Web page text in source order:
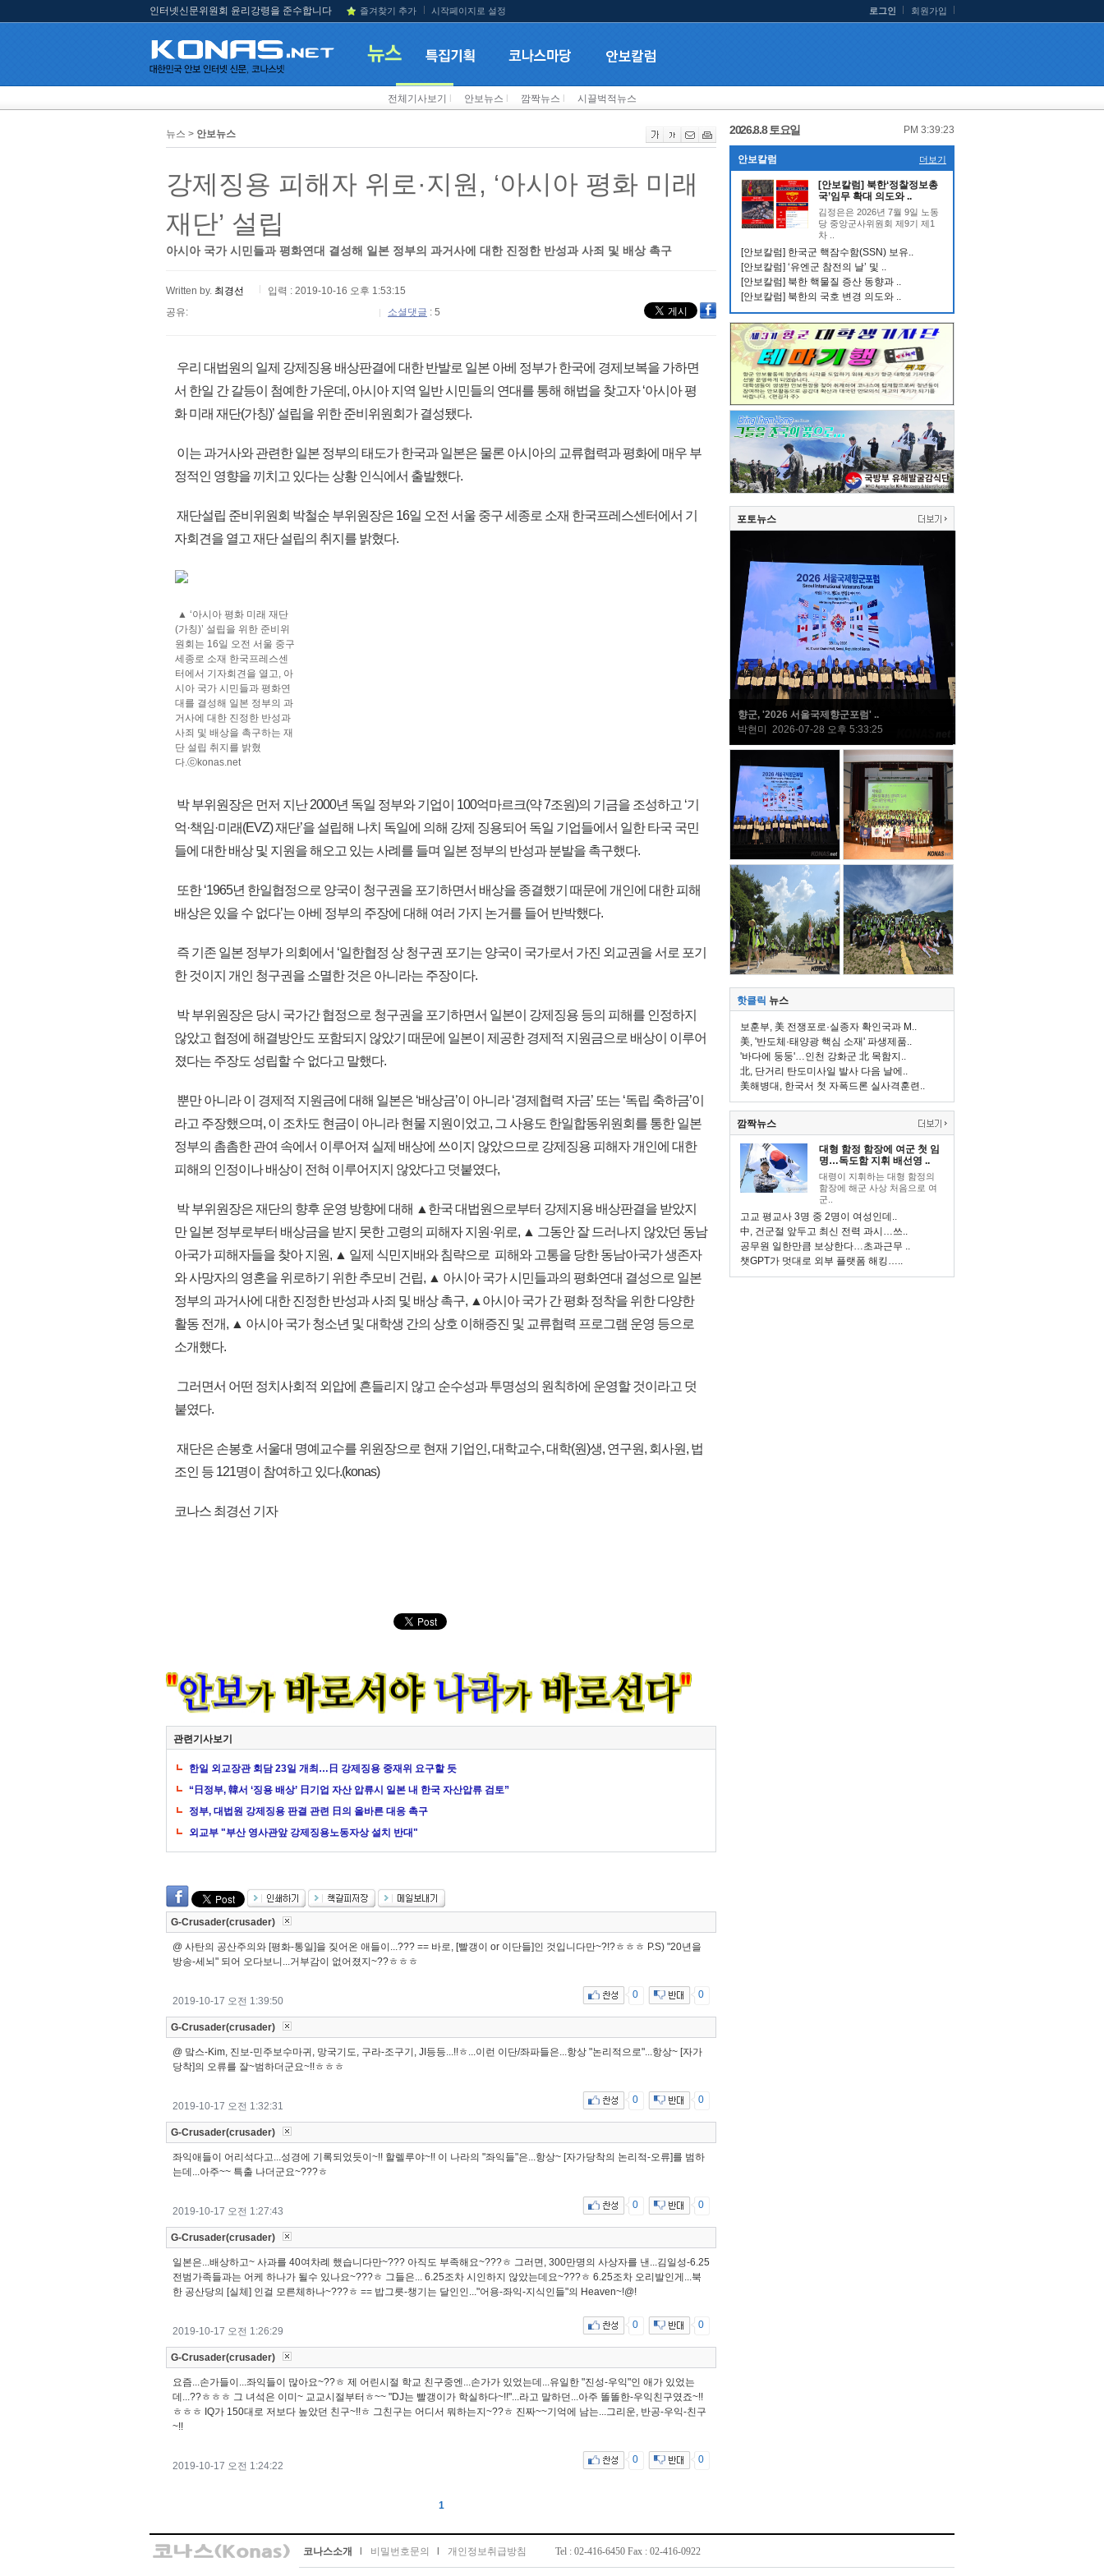
인터넷신문위원회 윤리강령을 준수합니다 즐겨찾기 추가 시작페이지로 설정 로그인 회원가입
전체기사보기 안보뉴스 깜짝뉴스 시끌벅적뉴스
뉴스 > 안보뉴스
강제징용 피해자 위로·지원, ‘아시아 평화 미래
재단’ 설립
아시아 국가 시민들과 평화연대 결성해 일본 정부의 과거사에 대한 진정한 반성과 사죄 및 배상 촉구
Written by. 최경선
입력 : 2019-10-16 오후 1:53:15
공유:
소셜댓글 : 5
우리 대법원의 일제 강제징용 배상판결에 대한 반발로 일본 아베 정부가 한국에 경제보복을 가하면
서 한일 간 갈등이 첨예한 가운데, 아시아 지역 일반 시민들의 연대를 통해 해법을 찾고자 ‘아시아 평
화 미래 재단(가칭)’ 설립을 위한 준비위원회가 결성됐다.
이는 과거사와 관련한 일본 정부의 태도가 한국과 일본은 물론 아시아의 교류협력과 평화에 매우 부
정적인 영향을 끼치고 있다는 상황 인식에서 출발했다.
재단설립 준비위원회 박철순 부위원장은 16일 오전 서울 중구 세종로 소재 한국프레스센터에서 기
자회견을 열고 재단 설립의 취지를 밝혔다.
▲ ‘아시아 평화 미래 재단
(가칭)’ 설립을 위한 준비위
원회는 16일 오전 서울 중구
세종로 소재 한국프레스센
터에서 기자회견을 열고, 아
시아 국가 시민들과 평화연
대를 결성해 일본 정부의 과
거사에 대한 진정한 반성과
사죄 및 배상을 촉구하는 재
단 설립 취지를 밝혔
다.ⓒkonas.net
박 부위원장은 먼저 지난 2000년 독일 정부와 기업이 100억마르크(약 7조원)의 기금을 조성하고 ‘기
억·책임·미래(EVZ) 재단’을 설립해 나치 독일에 의해 강제 징용되어 독일 기업들에서 일한 타국 국민
들에 대한 배상 및 지원을 해오고 있는 사례를 들며 일본 정부의 반성과 분발을 촉구했다.
또한 ‘1965년 한일협정으로 양국이 청구권을 포기하면서 배상을 종결했기 때문에 개인에 대한 피해
배상은 있을 수 없다’는 아베 정부의 주장에 대해 여러 가지 논거를 들어 반박했다.
즉 기존 일본 정부가 의회에서 ‘일한협정 상 청구권 포기는 양국이 국가로서 가진 외교권을 서로 포기
한 것이지 개인 청구권을 소멸한 것은 아니라는 주장이다.
박 부위원장은 당시 국가간 협정으로 청구권을 포기하면서 일본이 강제징용 등의 피해를 인정하지
않았고 협정에 해결방안도 포함되지 않았기 때문에 일본이 제공한 경제적 지원금으로 배상이 이루어
졌다는 주장도 성립할 수 없다고 말했다.
뿐만 아니라 이 경제적 지원금에 대해 일본은 ‘배상금’이 아니라 ‘경제협력 자금’ 또는 ‘독립 축하금’이
라고 주장했으며, 이 조차도 현금이 아니라 현물 지원이었고, 그 사용도 한일합동위원회를 통한 일본
정부의 촘촘한 관여 속에서 이루어져 실제 배상에 쓰이지 않았으므로 강제징용 피해자 개인에 대한
피해의 인정이나 배상이 전혀 이루어지지 않았다고 덧붙였다,
박 부위원장은 재단의 향후 운영 방향에 대해 ▲한국 대법원으로부터 강제지용 배상판결을 받았지
만 일본 정부로부터 배상금을 받지 못한 고령의 피해자 지원·위로, ▲ 그동안 잘 드러나지 않았던 동남
아국가 피해자들을 찾아 지원, ▲ 일제 식민지배와 침략으로 피해와 고통을 당한 동남아국가 생존자
와 사망자의 영혼을 위로하기 위한 추모비 건립, ▲ 아시아 국가 시민들과의 평화연대 결성으로 일본
정부의 과거사에 대한 진정한 반성과 사죄 및 배상 촉구, ▲아시아 국가 간 평화 정착을 위한 다양한
활동 전개, ▲ 아시아 국가 청소년 및 대학생 간의 상호 이해증진 및 교류협력 프로그램 운영 등으로
소개했다.
그러면서 어떤 정치사회적 외압에 흔들리지 않고 순수성과 투명성의 원칙하에 운영할 것이라고 덧
붙였다.
재단은 손봉호 서울대 명예교수를 위원장으로 현재 기업인, 대학교수, 대학(원)생, 연구원, 회사원, 법
조인 등 121명이 참여하고 있다.(konas)
코나스 최경선 기자
관련기사보기
한일 외교장관 회담 23일 개최…日 강제징용 중재위 요구할 듯
“日정부, 韓서 ‘징용 배상’ 日기업 자산 압류시 일본 내 한국 자산압류 검토”
정부, 대법원 강제징용 판결 관련 日의 올바른 대응 촉구
외교부 "부산 영사관앞 강제징용노동자상 설치 반대"
G-Crusader(crusader)
@ 사탄의 공산주의와 [평화-통일]을 짖어온 애들이...??? == 바로, [빨갱이 or 이단들]인 것입니다만~?!?ㅎㅎㅎ P.S) "20년을
방송-세뇌" 되어 오다보니...거부감이 없어졌지~??ㅎㅎㅎ
2019-10-17 오전 1:39:50
0 0
G-Crusader(crusader)
@ 맠스-Kim, 진보-민주보수마귀, 망국기도, 구라-조구기, JI등등...!!ㅎ...이런 이단/좌파들은...항상 "논리적으로"...항상~ [자가
당착]의 오류를 잘~범하더군요~!!ㅎㅎㅎ
2019-10-17 오전 1:32:31
0 0
G-Crusader(crusader)
좌익애들이 어리석다고...성경에 기록되었듯이~!! 할렐루야~!! 이 나라의 "좌익들"은...항상~ [자가당착의 논리적-오류]를 범하
는데...아주~~ 특출 나더군요~???ㅎ
2019-10-17 오전 1:27:43
0 0
G-Crusader(crusader)
일본은...배상하고~ 사과를 40여차례 했습니다만~??? 아직도 부족해요~???ㅎ 그러면, 300만명의 사상자를 낸...김일성-6.25
전범가족들과는 어케 하나가 될수 있나요~???ㅎ 그들은... 6.25조차 시인하지 않았는데요~???ㅎ 6.25조차 오리발인게...북
한 공산당의 [실체] 인걸 모른체하나~???ㅎ == 밥그릇-챙기는 달인인..."어용-좌익-지식인들"의 Heaven~!@!
2019-10-17 오전 1:26:29
0 0
G-Crusader(crusader)
요즘...손가들이...좌익들이 많아요~??ㅎ 제 어린시절 학교 친구중엔...손가가 있었는데...유일한 "진성-우익"인 애가 있었는
데...??ㅎㅎㅎ 그 녀석은 이미~ 교교시절부터ㅎ~~ "DJ는 빨갱이가 학실하다~!!"...라고 말하던...아주 똘똘한-우익친구였죠~!!
ㅎㅎㅎ IQ가 150대로 저보다 높았던 친구~!!ㅎ 그친구는 어디서 뭐하는지~??ㅎ 진짜~~기억에 남는...그리운, 반공-우익-친구
~!!
2019-10-17 오전 1:24:22
0 0
1
2026.8.8 토요일 PM 3:39:24
안보칼럼 더보기
[안보칼럼] 북한‘정찰정보총
국’임무 확대 의도와 ..
김정은은 2026년 7월 9일 노동
당 중앙군사위원회 제9기 제1
차 ..
[안보칼럼] 한국군 핵잠수함(SSN) 보유..
[안보칼럼] ‘유엔군 참전의 날’ 및 ..
[안보칼럼] 북한 핵물질 증산 동향과 ..
[안보칼럼] 북한의 국호 변경 의도와 ..
포토뉴스
향군, '2026 서울국제향군포럼' ..
박현미 2026-07-28 오후 5:33:25
핫클릭 뉴스
보훈부, 美 전쟁포로·실종자 확인국과 M..
美, '반도체·태양광 핵심 소재' 파생제품..
'바다에 둥둥'…인천 강화군 北 목함지..
北, 단거리 탄도미사일 발사 다음 날에..
美해병대, 한국서 첫 자폭드론 실사격훈련..
깜짝뉴스
대형 함정 함장에 여군 첫 임
명…독도함 지휘 배선영 ..
대령이 지휘하는 대형 함정의
함장에 해군 사상 처음으로 여
군..
고교 평교사 3명 중 2명이 여성인데..
中, 건군절 앞두고 최신 전력 과시…쓰..
공무원 일한만큼 보상한다…초과근무 ..
챗GPT가 멋대로 외부 플랫폼 해킹…..
코나스소개 비밀번호문의 개인정보취급방침 Tel : 02-416-6450 Fax : 02-416-0922